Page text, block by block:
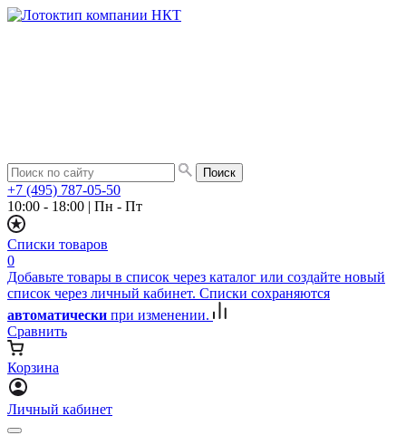
+7 (495) 787-05-50
10:00 - 18:00 | Пн - Пт
Списки товаров
0
Добавьте товары в список через каталог или создайте новый
список через личный кабинет. Списки сохраняются
автоматически при изменении.
Сравнить
Корзина
Личный кабинет